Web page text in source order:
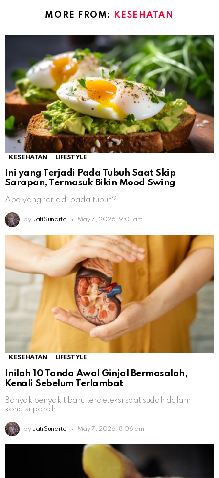
MORE FROM: KESEHATAN
KESEHATAN LIFESTYLE
Ini yang Terjadi Pada Tubuh Saat Skip
Sarapan, Termasuk Bikin Mood Swing
Apa yang terjadi pada tubuh?
by Jati Sunarto May 7, 2026, 9:01 am
KESEHATAN LIFESTYLE
Inilah 10 Tanda Awal Ginjal Bermasalah,
Kenali Sebelum Terlambat
Banyak penyakit baru terdeteksi saat sudah dalam
kondisi parah
by Jati Sunarto May 7, 2026, 8:06 am